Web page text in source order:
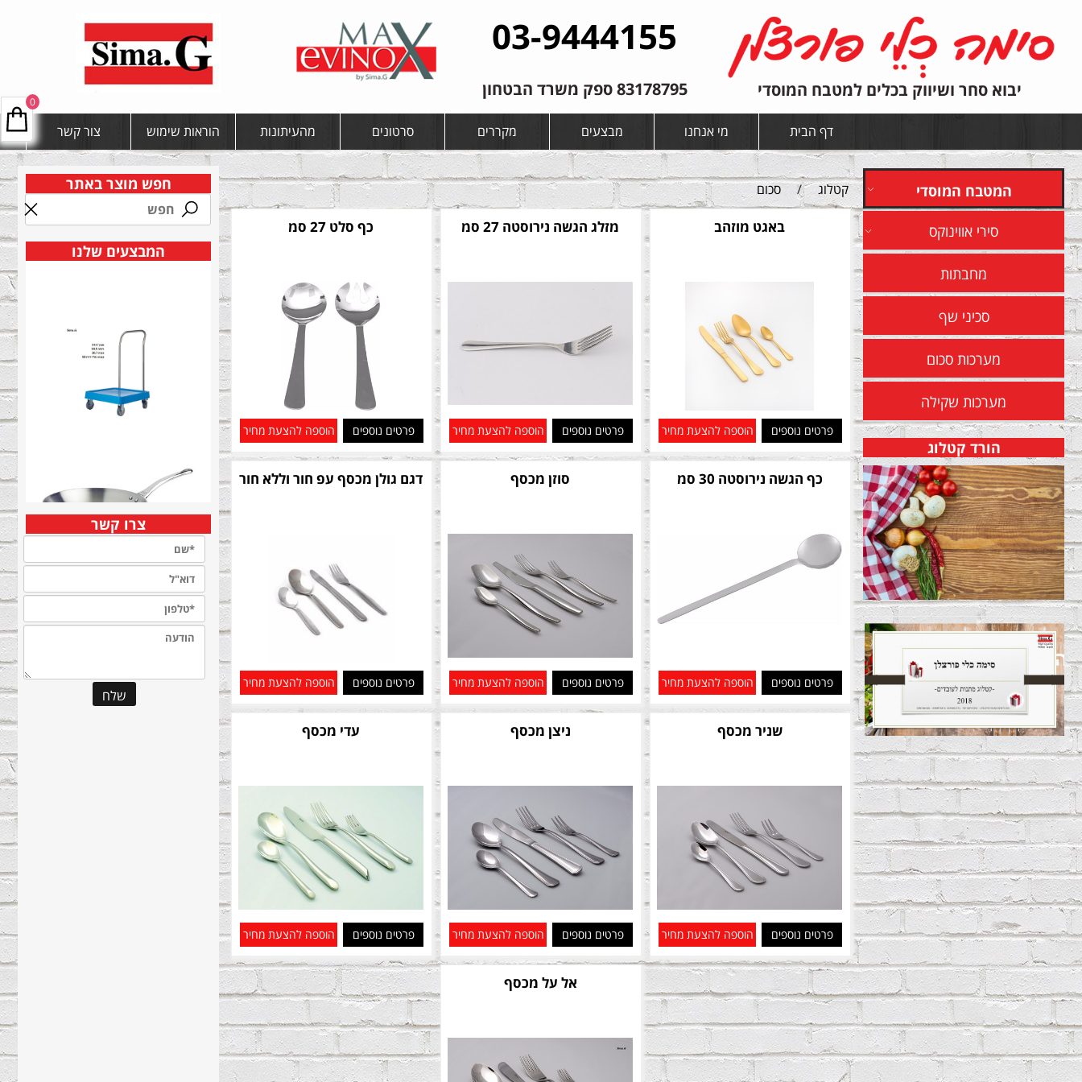
יבוא סחר ושיווק בכלים למטבח המוסדי
03-9444155
83178795 ספק משרד הבטחון
דף הבית מי אנחנו מבצעים מקררים סרטונים מהעיתונות הוראות שימוש צור קשר
המטבח המוסדי
סירי אווינוקס
מחבתות
סכיני שף
מערכות סכום
מערכות שקילה
הורד קטלוג
קטלוג / סכום
0
באגט מוזהב
פרטים נוספים הוספה להצעת מחיר
מזלג הגשה נירוסטה 27 סמ
פרטים נוספים הוספה להצעת מחיר
כף סלט 27 סמ
פרטים נוספים הוספה להצעת מחיר
כף הגשה נירוסטה 30 סמ
פרטים נוספים הוספה להצעת מחיר
סוזן מכסף
פרטים נוספים הוספה להצעת מחיר
דגם גולן מכסף עפ חור וללא חור
פרטים נוספים הוספה להצעת מחיר
שניר מכסף
פרטים נוספים הוספה להצעת מחיר
ניצן מכסף
פרטים נוספים הוספה להצעת מחיר
עדי מכסף
פרטים נוספים הוספה להצעת מחיר
אל על מכסף
חפש מוצר באתר
המבצעים שלנו
צרו קשר